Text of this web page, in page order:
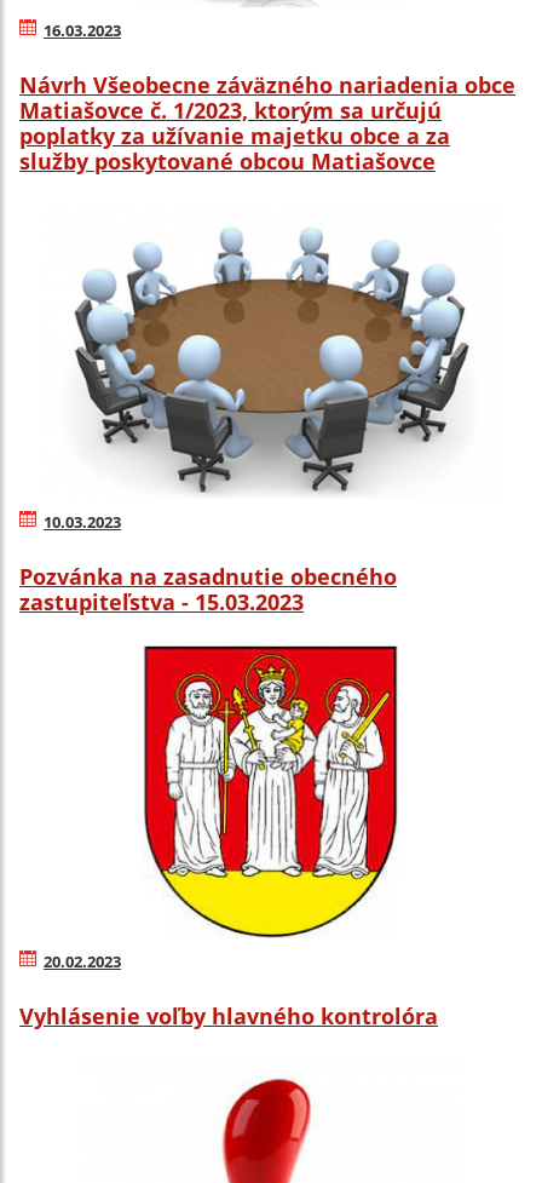
16.03.2023
Návrh Všeobecne záväzného nariadenia obce
Matiašovce č. 1/2023, ktorým sa určujú
poplatky za užívanie majetku obce a za
služby poskytované obcou Matiašovce
10.03.2023
Pozvánka na zasadnutie obecného
zastupiteľstva - 15.03.2023
20.02.2023
Vyhlásenie voľby hlavného kontrolóra